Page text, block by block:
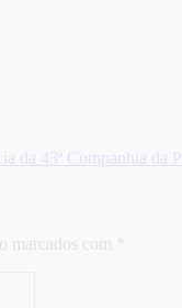
da 43ª Companhia da
marcados com